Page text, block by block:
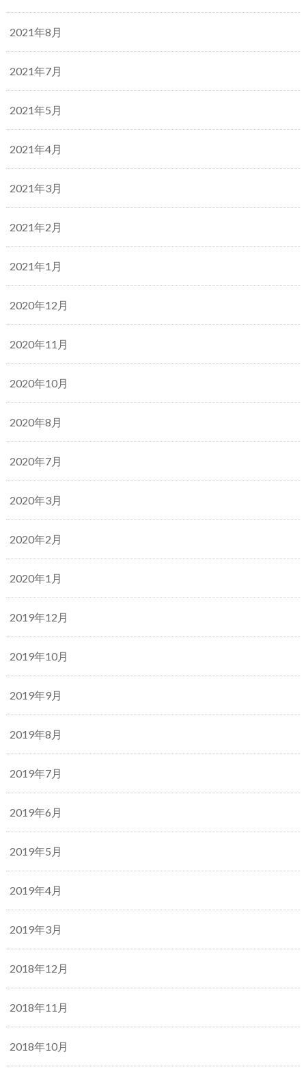
2021年8月
2021年7月
2021年5月
2021年4月
2021年3月
2021年2月
2021年1月
2020年12月
2020年11月
2020年10月
2020年8月
2020年7月
2020年3月
2020年2月
2020年1月
2019年12月
2019年10月
2019年9月
2019年8月
2019年7月
2019年6月
2019年5月
2019年4月
2019年3月
2018年12月
2018年11月
2018年10月